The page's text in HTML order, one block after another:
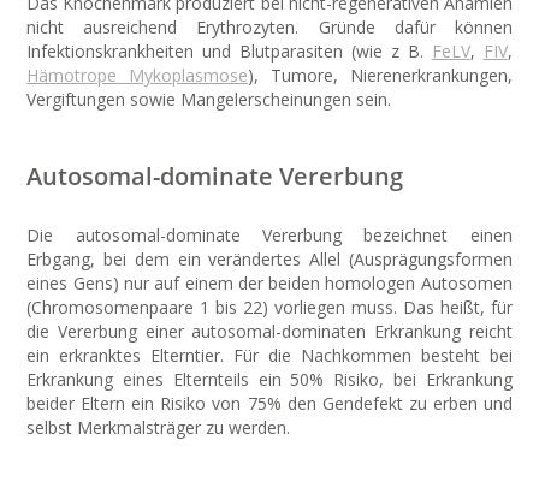
nicht ausreichend Erythrozyten. Gründe dafür können
Infektionskrankheiten und Blutparasiten (wie z B. FeLV, FIV,
Hämotrope Mykoplasmose), Tumore, Nierenerkrankungen,
Vergiftungen sowie Mangelerscheinungen sein.
Autosomal-dominate Vererbung
Die autosomal-dominate Vererbung bezeichnet einen
Erbgang, bei dem ein verändertes Allel (Ausprägungsformen
eines Gens) nur auf einem der beiden homologen Autosomen
(Chromosomenpaare 1 bis 22) vorliegen muss. Das heißt, für
die Vererbung einer autosomal-dominaten Erkrankung reicht
ein erkranktes Elterntier. Für die Nachkommen besteht bei
Erkrankung eines Elternteils ein 50% Risiko, bei Erkrankung
beider Eltern ein Risiko von 75% den Gendefekt zu erben und
selbst Merkmalsträger zu werden.